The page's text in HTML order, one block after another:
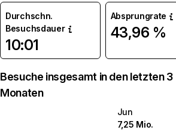
Durchschn.
Besuchsdauer
10:01
Absprungrate
43,96 %
Besuche insgesamt in den letzten 3
Monaten
Jun
7,25 Mio.